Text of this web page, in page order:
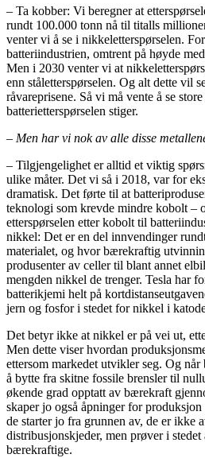
– Ta kobber: Vi beregner at
rundt 100.000 tonn nå til titalls
venter vi å se i nikkeletterspørselen.
batteriindustrien, omtrent på høyde
Men i 2030 venter vi at
enn ståletterspørselen. Og alt dette vil
råvareprisene. Så vi må vente å se
batterietterspørselen stiger.
– Men har vi nok av alle disse
– Tilgjengelighet er alltid et viktig
ulike måter. Det vi så i 2018, var for
dramatisk. Det førte til at
teknologi som krevde mindre kobolt –
etterspørselen etter kobolt til
nikkel: Det er en del innvendinger
materialet, og hvor bærekraftig
produsenter av celler til blant annet
mengden nikkel de trenger. Tesla har
batterikjemi helt på
jern og fosfor i stedet for nikkel i
Det betyr ikke at nikkel er på vei ut,
Men dette viser hvordan
ettersom markedet utvikler seg. Og
å bytte fra skitne fossile brensler til
økende grad opptatt av bærekraft
skaper jo også åpninger for
de starter jo fra grunnen av, de er ikke
distribusjonskjeder, men prøver i
bærekraftige.